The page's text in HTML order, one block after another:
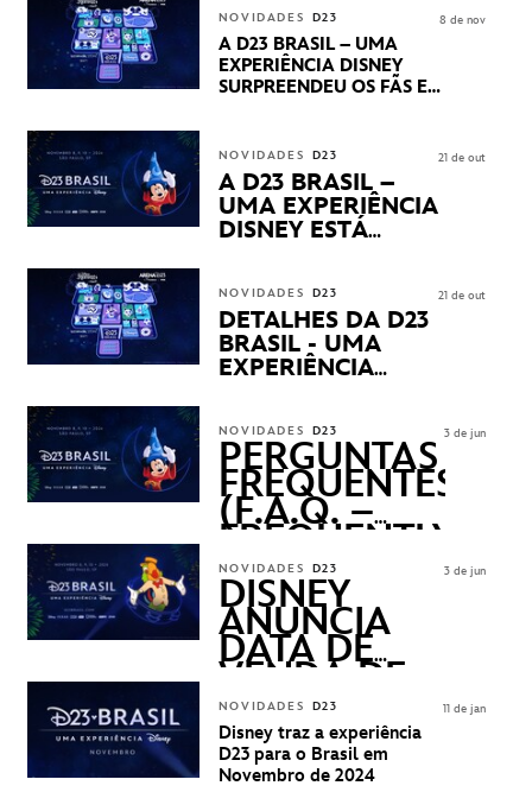
STUDIOS REVELARAM
PRÉVIAS E NOVIDADES
DOS SEUS PRÓXIMOS
LANÇAMENTOS
NOVIDADES D23
A D23 BRASIL – UMA
EXPERIÊNCIA DISNEY
SURPREENDEU OS FÃS EM
APRESENTAÇÕES E
PRODUTOS EXCLUSIVOS
NO TRANSAMÉRICA EXPO
CENTER EM SÃO PAULO
8 de nov
NOVIDADES D23
A D23 BRASIL –
UMA EXPERIÊNCIA
DISNEY ESTÁ
21 de out
NOVIDADES D23
DETALHES DA D23
BRASIL - UMA
EXPERIÊNCIA
21 de out
NOVIDADES D23
PERGUNTAS
FREQUENTES
(F.A.Q. –
FREQUENTLY
ASKED
QUESTIONS)
3 de jun
NOVIDADES D23
DISNEY
ANUNCIA
DATA DE
VENDA DE
INGRESSOS
PARA A D23
BRASIL -
UMA
3 de jun
NOVIDADES D23
Disney traz a experiência
D23 para o Brasil em
Novembro de 2024
11 de jan